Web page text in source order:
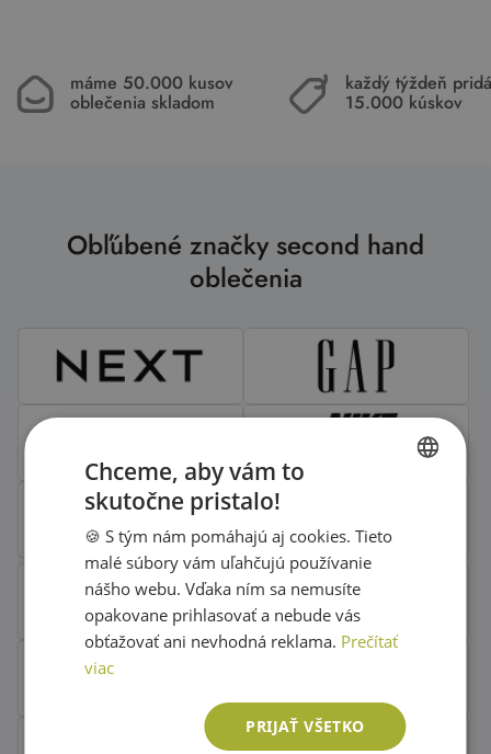
máme 50.000 kusov
oblečenia skladom
každý týždeň
15.000 kúskov
Obľúbené značky second hand
oblečenia
ENGLISH
Chceme, aby vám to
skutočne pristalo!
🍪 S tým nám pomáhajú aj cookies. Tieto
malé súbory vám uľahčujú používanie
nášho webu. Vďaka ním sa nemusíte
opakovane prihlasovať a nebude vás
obťažovať ani nevhodná reklama. Prečítať
viac
PRIJAŤ VŠETKO